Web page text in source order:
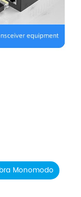
Monomodo